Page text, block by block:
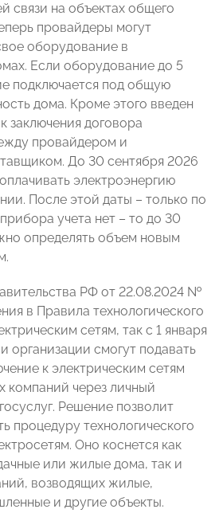
связи на объектах общего
провайдеры могут
оборудование в
Если оборудование до 5
подключается под общую
дома. Кроме этого введен
заключения договора
провайдером и
До 30 сентября 2026
электроэнергию
После этой даты – только по
учета нет – то до 30
определять объем новым
РФ от 22.08.2024 №
в Правила технологического
сетям, так с 1 января
организации смогут подавать
к электрическим сетям
компаний через личный
Решение позволит
процедуру технологического
Оно коснется как
или жилые дома, так и
возводящих жилые,
и другие объекты.